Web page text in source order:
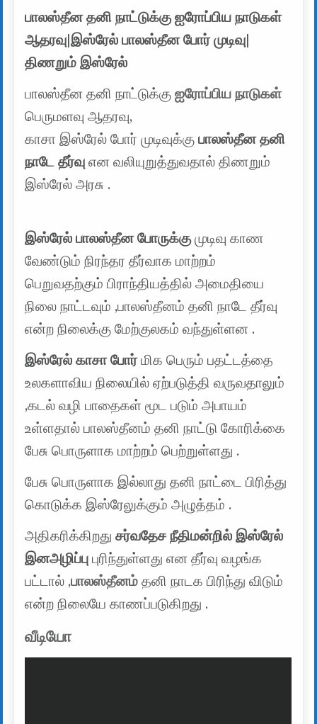
பாலஸ்தீன தனி நாட்டுக்கு ஐரோப்பிய நாடுகள்
ஆதரவு|இஸ்ரேல் பாலஸ்தீன போர் முடிவு|
திணறும் இஸ்ரேல்
பாலஸ்தீன தனி நாட்டுக்கு ஐரோப்பிய நாடுகள்
பெருமளவு ஆதரவு,
காசா இஸ்ரேல் போர் முடிவுக்குபாலஸ்தீன தனி
நாடே தீர்வுஎன வலியுறுத்துவதால் திணறும்
இஸ்ரேல் அரசு .
இஸ்ரேல் பாலஸ்தீன போருக்குமுடிவு காண
வேண்டும் நிரந்தர தீர்வாக மாற்றம்
பெறுவதற்கும் பிராந்தியத்தில் அமைதியை
நிலை நாட்டவும் ,பாலஸ்தீனம் தனி நாடே தீர்வு
என்ற நிலைக்கு மேற்குலகம் வந்துள்ளன .
இஸ்ரேல் காசா போர்மிக பெரும் பதட்டத்தை
உலகளாவிய நிலையில் ஏற்படுத்தி வருவதாலும்
,கடல் வழி பாதைகள் மூட படும் அபாயம்
உள்ளதால் பாலஸ்தீனம் தனி நாட்டு கோரிக்கை
பேசு பொருளாக மாற்றம் பெற்றுள்ளது .
பேசு பொருளாக இல்லாது தனி நாட்டை பிரித்து
கொடுக்க இஸ்ரேலுக்கும் அழுத்தம் .
அதிகரிக்கிறதுசர்வதேச நீதிமன்றில் இஸ்ரேல்
இனஅழிப்பு புரிந்துள்ளது என தீர்வு வழங்க
பட்டால் ,பாலஸ்தீனம்தனி நாடக பிரிந்து விடும்
என்ற நிலையே காணப்படுகிறது .
வீடியோ